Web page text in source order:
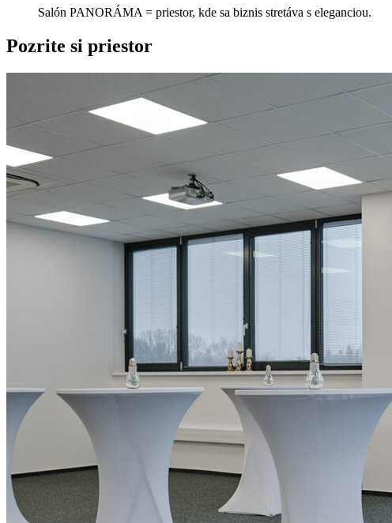
Salón PANORÁMA = priestor, kde sa biznis stretáva s eleganciou.
Pozrite si priestor